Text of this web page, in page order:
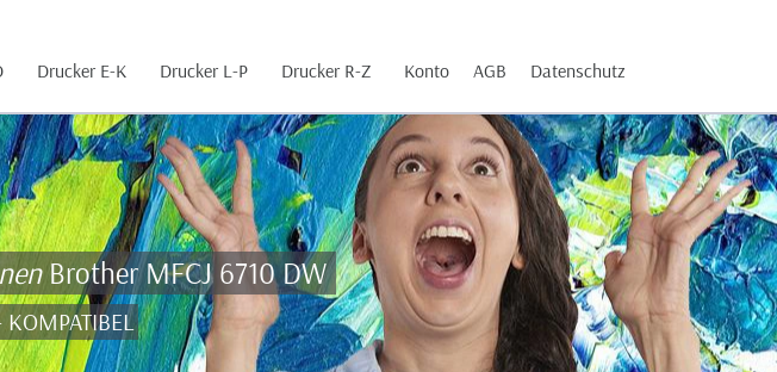
Drucker E-K Drucker L-P Drucker R-Z Konto AGB Datenschutz
Brother MFCJ 6710 DW
KOMPATIBEL